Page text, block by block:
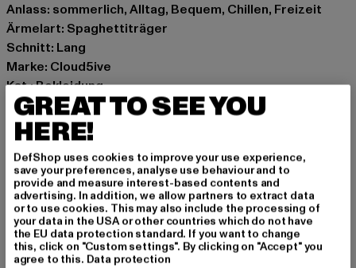
Anlass: sommerlich, Alltag, Bequem, Chillen, Freizeit
Ärmelart: Spaghettiträger
Schnitt: Lang
Marke: Cloud5ive
Kat.: Bekleidung
Farbe: pink
Hersteller Farbe: pink
Materialzusammensetzung: 95% Polyester, 5% Elasthan
Art.Nr: CL6093-00185
Hersteller: Styleboom Textilhandels GmbH & Co. KG |
info@77onlineshop.eu
Am Kapellhof 22 | 47608 Geldern | DE
GREAT TO SEE YOU
HERE!
DefShop uses cookies to improve your use experience,
save your preferences, analyse use behaviour and to
provide and measure interest-based contents and
advertising. In addition, we allow partners to extract data
or to use cookies. This may also include the processing of
your data in the USA or other countries which do not have
the EU data protection standard. If you want to change
this, click on "Custom settings". By clicking on "Accept" you
agree to this. Data protection